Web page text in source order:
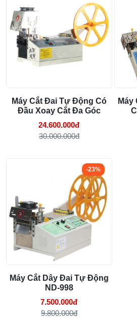
Máy Cắt Đai Tự Động Có
Đầu Xoay Cắt Đa Góc
24.600.000đ
30.000.000đ
Máy Cắt Dây Đai Tự Động
ND-998
7.500.000đ
9.800.000đ
-23%